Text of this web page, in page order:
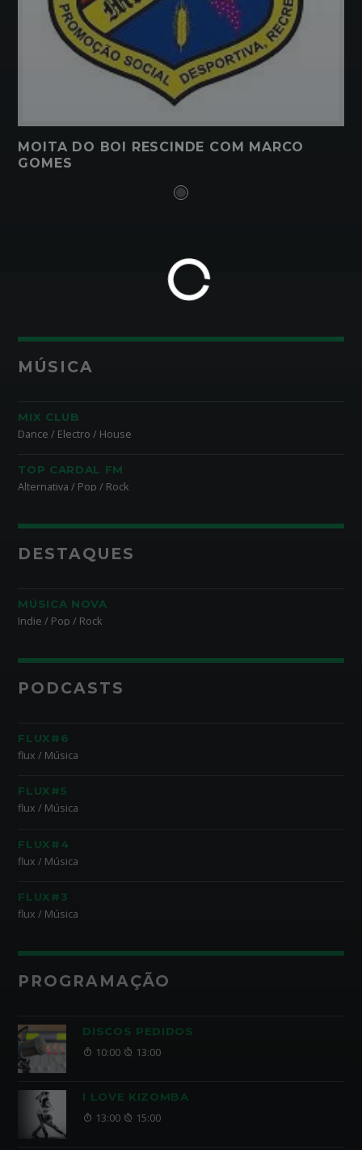
MOITA DO BOI RESCINDE COM MARCO
GOMES
MÚSICA
MIX CLUB
Dance / Electro / House
TOP CARDAL FM
Alternativa / Pop / Rock
DESTAQUES
MÚSICA NOVA
Indie / Pop / Rock
PODCASTS
FLUX#6
flux / Música
FLUX#5
flux / Música
FLUX#4
flux / Música
FLUX#3
flux / Música
PROGRAMAÇÃO
DISCOS PEDIDOS
10:00 13:00
I LOVE KIZOMBA
13:00 15:00